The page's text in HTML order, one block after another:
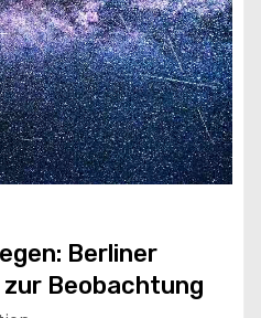
Berliner
Beobachtung